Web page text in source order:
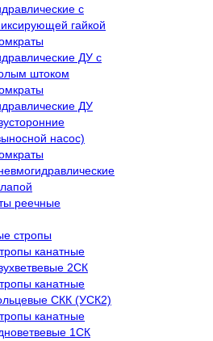
с
гайкой
ДУ c
штоком
ДУ
насос)
реечные
стропы
канатные
2СК
канатные
СКК (УСК2)
канатные
1СК